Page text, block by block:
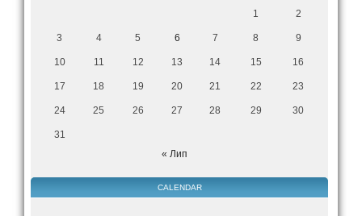
1 2
3 4 5 6 7 8 9
10 11 12 13 14 15 16
17 18 19 20 21 22 23
24 25 26 27 28 29 30
31
« Лип
CALENDAR